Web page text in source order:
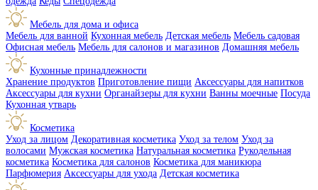
Мебель для дома и офиса
Мебель для ванной Кухонная мебель Детская мебель Мебель садовая
Офисная мебель Мебель для салонов и магазинов Домашняя мебель
Кухонные принадлежности
Хранение продуктов Приготовление пищи Аксессуары для напитков
Аксессуары для кухни Органайзеры для кухни Ванны моечные Посуда
Кухонная утварь
Косметика
Уход за лицом Декоративная косметика Уход за телом Уход за
волосами Мужская косметика Натуральная косметика Рукодельная
косметика Косметика для салонов Косметика для маникюра
Парфюмерия Аксессуары для ухода Детская косметика